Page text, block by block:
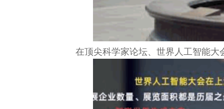
在顶尖科学家论坛、世界人工智能